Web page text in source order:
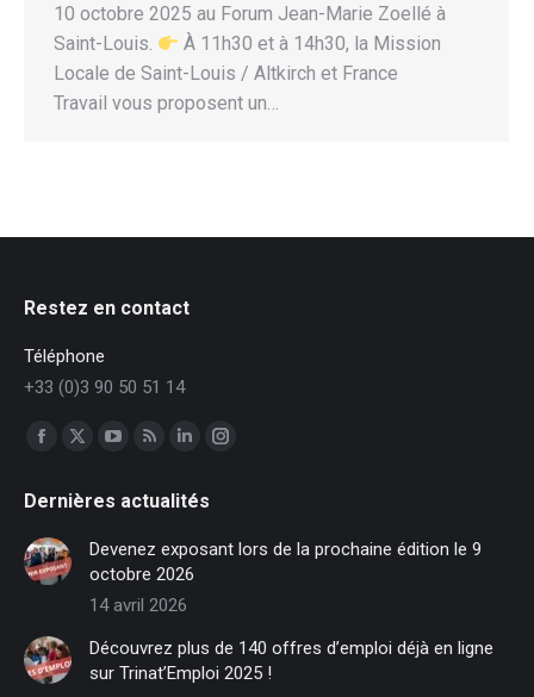
10 octobre 2025 au Forum Jean-Marie Zoellé à
Saint-Louis.
À 11h30 et à 14h30, la Mission
Locale de Saint-Louis / Altkirch et France
Travail vous proposent un…
Restez en contact
Téléphone
+33 (0)3 90 50 51 14
Trouvez nous sur :
Facebook
opens
in
new
window
X
opens
new
window
opens
in
new
window
opens
in
new
window
LinkedIn
opens
in
new
window
Instagram
in
Dernières actualités
Devenez exposant lors de la prochaine édition le 9
octobre 2026
14 avril 2026
Découvrez plus de 140 offres d’emploi déjà en ligne
sur Trinat’Emploi 2025 !